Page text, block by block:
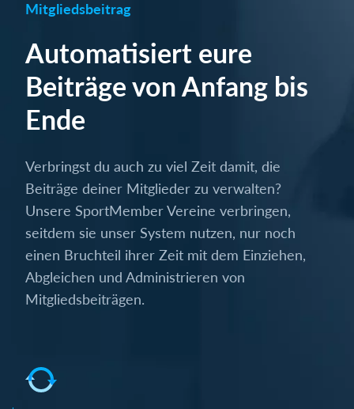
Mitgliedsbeitrag
Automatisiert eure
Beiträge von Anfang bis
Ende
Verbringst du auch zu viel Zeit damit, die
Beiträge deiner Mitglieder zu verwalten?
Unsere SportMember Vereine verbringen,
seitdem sie unser System nutzen, nur noch
einen Bruchteil ihrer Zeit mit dem Einziehen,
Abgleichen und Administrieren von
Mitgliedsbeiträgen.